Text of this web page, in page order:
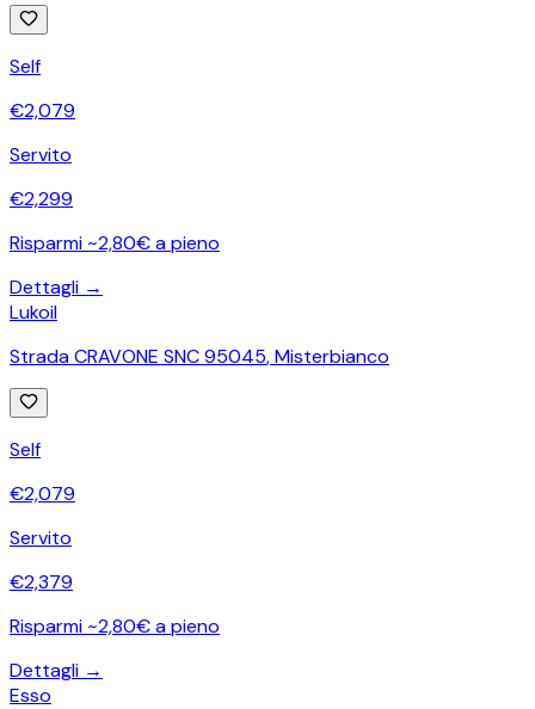
Self
€2,079
Servito
€2,299
Risparmi ~2,80€ a pieno
Dettagli →
Lukoil
Strada CRAVONE SNC 95045,Misterbianco
Self
€2,079
Servito
€2,379
Risparmi ~2,80€ a pieno
Dettagli →
Esso